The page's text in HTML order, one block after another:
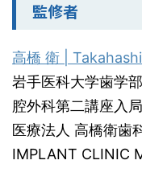
監修者
高橋 衛 |
岩手医科大学歯学
腔外科第二講座入局
医療法人 高橋衛歯
IMPLANT CLINIC